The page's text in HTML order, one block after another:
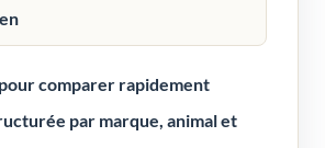
comparer rapidement
par marque, animal et